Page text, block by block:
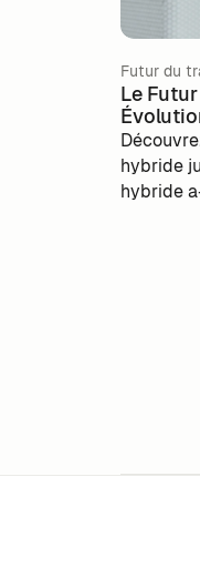
Futur du
Le
hybride
hybride